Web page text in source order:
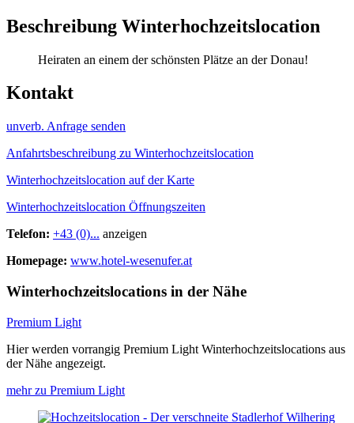
Beschreibung Winterhochzeitslocation
Heiraten an einem der schönsten Plätze an der Donau!
Kontakt
unverb. Anfrage senden
Anfahrtsbeschreibung zu Winterhochzeitslocation
Winterhochzeitslocation auf der Karte
Winterhochzeitslocation Öffnungszeiten
Telefon: +43 (0)... anzeigen
Homepage: www.hotel-wesenufer.at
Winterhochzeitslocations in der Nähe
Premium Light
Hier werden vorrangig Premium Light Winterhochzeitslocations aus
der Nähe angezeigt.
mehr zu Premium Light